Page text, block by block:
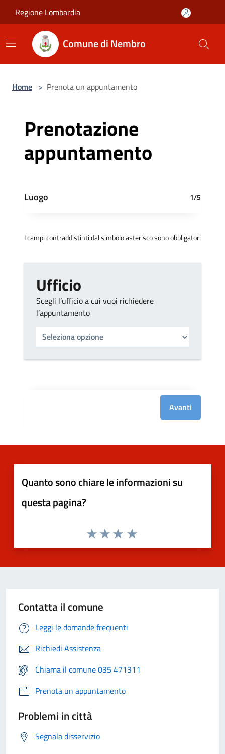
Regione Lombardia
Comune di Nembro
Home > Prenota un appuntamento
Prenotazione
appuntamento
Luogo 1/5
I campi contraddistinti dal simbolo asterisco sono obbligatori
Ufficio
Scegli l’ufficio a cui vuoi richiedere
l’appuntamento
Tipo di ufficio
Avanti
Quanto sono chiare le informazioni su
questa pagina?
Contatta il comune
Leggi le domande frequenti
Richiedi Assistenza
Chiama il comune 035 471311
Prenota un appuntamento
Problemi in città
Segnala disservizio